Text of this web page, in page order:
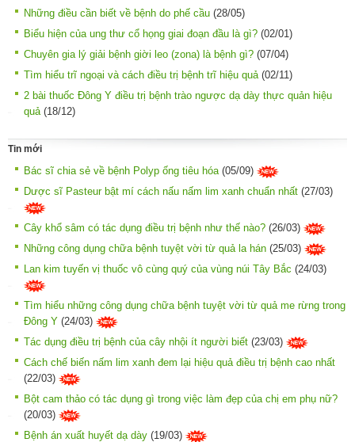
Những điều cần biết về bệnh do phế cầu (28/05)
Biểu hiện của ung thư cổ họng giai đoạn đầu là gì? (02/01)
Chuyên gia lý giải bệnh giời leo (zona) là bệnh gì? (07/04)
Tìm hiểu trĩ ngoại và cách điều trị bệnh trĩ hiệu quả(02/11)
2 bài thuốc Đông Y điều trị bệnh trào ngược dạ dày thực quản hiệu
quả(18/12)
Tin mới
Bác sĩ chia sẻ về bệnh Polyp ống tiêu hóa (05/09)
Dược sĩ Pasteur bật mí cách nấu nấm lim xanh chuẩn nhất (27/03)
Cây khổ sâm có tác dụng điều trị bệnh như thế nào? (26/03)
Những công dụng chữa bệnh tuyệt vời từ quả la hán (25/03)
Lan kim tuyến vị thuốc vô cùng quý của vùng núi Tây Bắc (24/03)
Tìm hiểu những công dụng chữa bệnh tuyệt vời từ quả me rừng trong
Đông Y (24/03)
Tác dụng điều trị bệnh của cây nhội ít người biết (23/03)
Cách chế biến nấm lim xanh đem lại hiệu quả điều trị bệnh cao nhất
(22/03)
Bột cam thảo có tác dụng gì trong việc làm đẹp của chị em phụ nữ?
(20/03)
Bệnh án xuất huyết dạ dày (19/03)